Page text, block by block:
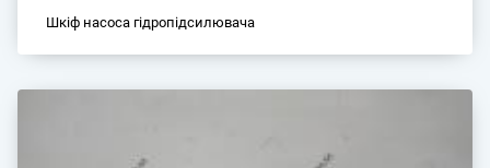
Шкіф насоса гідропідсилювача